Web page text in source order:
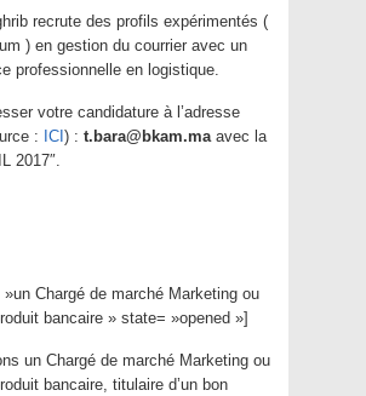
recrute des profils expérimentés (
) en gestion du courrier avec un
professionnelle en logistique.
votre candidature à l’adresse
:
ICI ) : t.bara@bkam.ma avec la
2017″.
Chargé de marché Marketing ou
bancaire » state= »opened »]
un Chargé de marché Marketing ou
bancaire, titulaire d’un bon